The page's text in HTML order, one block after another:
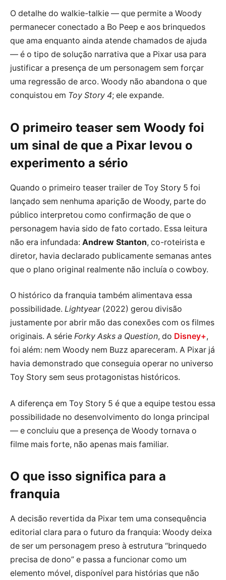
O detalhe do walkie-talkie — que permite a Woody
permanecer conectado a Bo Peep e aos brinquedos
que ama enquanto ainda atende chamados de ajuda
— é o tipo de solução narrativa que a Pixar usa para
justificar a presença de um personagem sem forçar
uma regressão de arco. Woody não abandona o que
conquistou em Toy Story 4; ele expande.
O primeiro teaser sem Woody foi
um sinal de que a Pixar levou o
experimento a sério
Quando o primeiro teaser trailer de Toy Story 5 foi
lançado sem nenhuma aparição de Woody, parte do
público interpretou como confirmação de que o
personagem havia sido de fato cortado. Essa leitura
não era infundada: Andrew Stanton, co-roteirista e
diretor, havia declarado publicamente semanas antes
que o plano original realmente não incluía o cowboy.
O histórico da franquia também alimentava essa
possibilidade. Lightyear(2022) gerou divisão
justamente por abrir mão das conexões com os filmes
originais. A série Forky Asks a Question, do Disney+,
foi além: nem Woody nem Buzz apareceram. A Pixar já
havia demonstrado que conseguia operar no universo
Toy Story sem seus protagonistas históricos.
A diferença em Toy Story 5 é que a equipe testou essa
possibilidade no desenvolvimento do longa principal
— e concluiu que a presença de Woody tornava o
filme mais forte, não apenas mais familiar.
O que isso significa para a
franquia
A decisão revertida da Pixar tem uma consequência
editorial clara para o futuro da franquia: Woody deixa
de ser um personagem preso à estrutura “brinquedo
precisa de dono” e passa a funcionar como um
elemento móvel, disponível para histórias que não